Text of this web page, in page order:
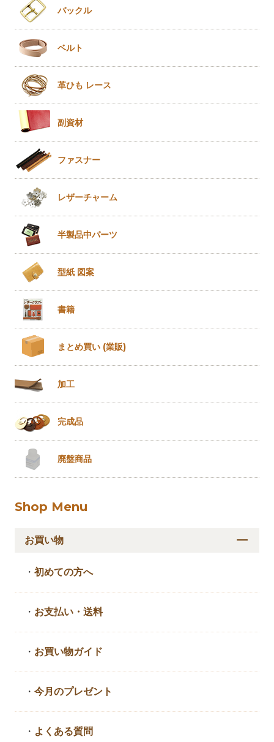
バックル
ベルト
革ひも レース
副資材
ファスナー
レザーチャーム
半製品中パーツ
型紙 図案
書籍
まとめ買い (業販)
加工
完成品
廃盤商品
Shop Menu
お買い物
・初めての方へ
・ お支払い・送料
・ お買い物ガイド
・今月のプレゼント
・ よくある質問